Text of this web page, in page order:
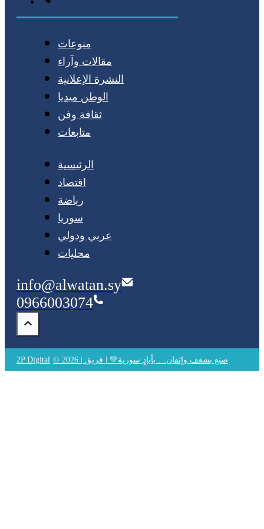
منوعات
مقالات وآراء
النشرة الإعلانية
الوطن ميديا
ثقافة وفن
متابعات
الرئيسية
اقتصاد
رياضة
سوريا
عربي ودولي
محليات
info@alwatan.sy
0966003074
2P Digital © 2026 | صنع بشغف وإتقان… بأيادٍ سورية💚 | فريق